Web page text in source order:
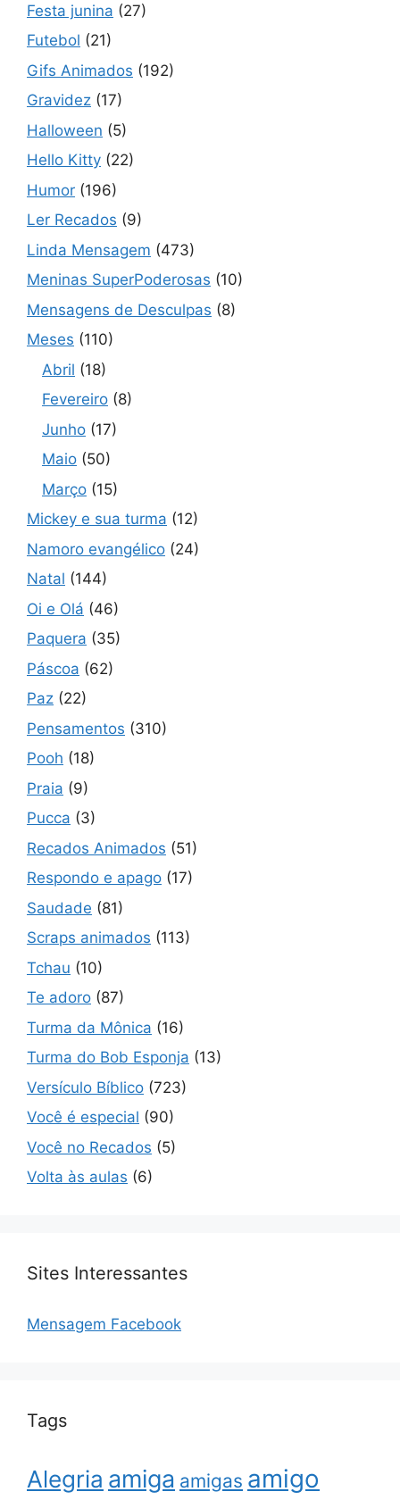
Festa junina (27)
Futebol (21)
Gifs Animados (192)
Gravidez (17)
Halloween (5)
Hello Kitty (22)
Humor (196)
Ler Recados (9)
Linda Mensagem (473)
Meninas SuperPoderosas (10)
Mensagens de Desculpas (8)
Meses (110)
Abril (18)
Fevereiro (8)
Junho (17)
Maio (50)
Março (15)
Mickey e sua turma (12)
Namoro evangélico (24)
Natal (144)
Oi e Olá (46)
Paquera (35)
Páscoa (62)
Paz (22)
Pensamentos (310)
Pooh (18)
Praia (9)
Pucca (3)
Recados Animados (51)
Respondo e apago (17)
Saudade (81)
Scraps animados (113)
Tchau (10)
Te adoro (87)
Turma da Mônica (16)
Turma do Bob Esponja (13)
Versículo Bíblico (723)
Você é especial (90)
Você no Recados (5)
Volta às aulas (6)
Sites Interessantes
Mensagem Facebook
Tags
Alegria amiga amigas amigo